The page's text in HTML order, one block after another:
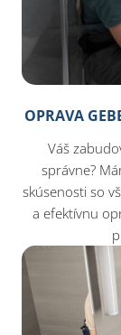
OPRAVA
Váš
správne?
skúsenosti so
a efektívnu